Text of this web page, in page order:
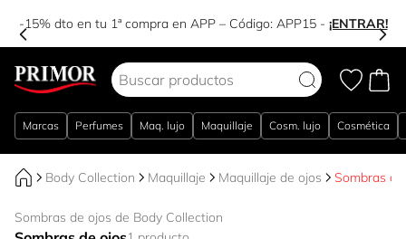
-15% dto en tu 1ª compra en APP – Código: APP15- ¡ENTRAR!
Marcas Perfumes Maq. lujo Maquillaje Cosm. lujo Cosmética
Body Collection Maquillaje Maquillaje de ojos Sombras
Sombras de ojos de Body Collection